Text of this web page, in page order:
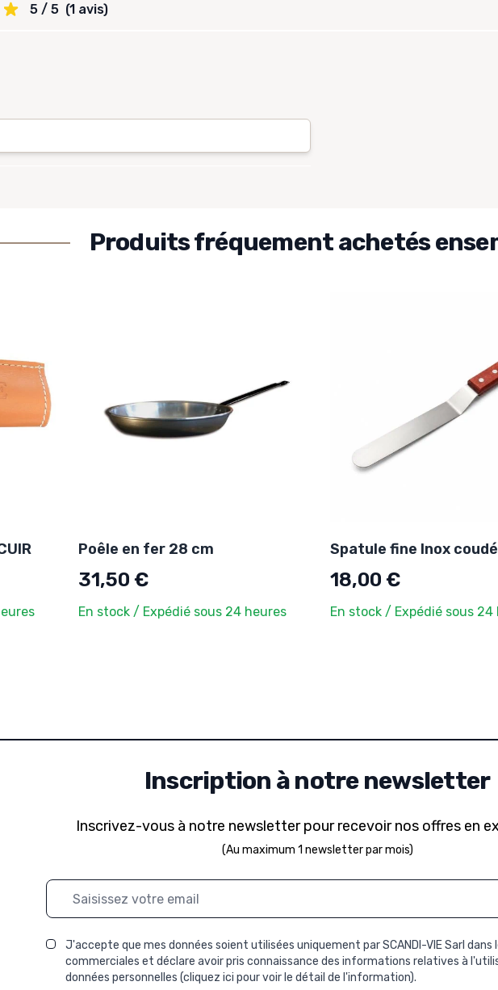
5 / 5 (1 avis)
Produits fréquement achetés
Poêle en fer 28 cm
31,50 €
En stock / Expédié sous 24 heures
Spatule fine Inox
18,00 €
En stock / Expédié sous 24
Inscription à notre newsletter
Inscrivez-vous à notre newsletter pour recevoir nos offres en
(Au maximum 1 newsletter par mois)
Adresse mail
J'accepte que mes données soient utilisées uniquement par SCANDI-VIE Sarl
commerciales et déclare avoir pris connaissance des informations relatives à
données personnelles (cliquez ici pour voir le détail de l'information).